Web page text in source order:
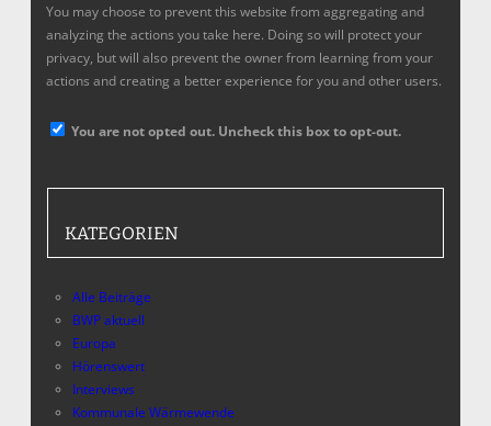
You may choose to prevent this website from aggregating and
analyzing the actions you take here. Doing so will protect your
privacy, but will also prevent the owner from learning from your
actions and creating a better experience for you and other users.
You are not opted out. Uncheck this box to opt-out.
KATEGORIEN
Alle Beiträge
BWP aktuell
Europa
Hörenswert
Interviews
Kommunale Wärmewende